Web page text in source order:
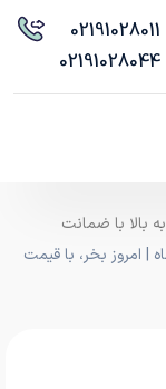
02191028011
02191028044
خودرو شاپ، خرید و فروش خودرو اقساطی مدل ۹۰ به بالا با ضمانت
| امروز بخر، با قیمت